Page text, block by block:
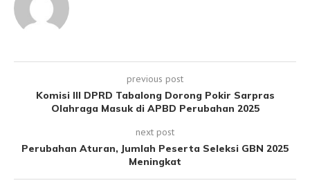
previous post
Komisi III DPRD Tabalong Dorong Pokir Sarpras
Olahraga Masuk di APBD Perubahan 2025
next post
Perubahan Aturan, Jumlah Peserta Seleksi GBN 2025
Meningkat